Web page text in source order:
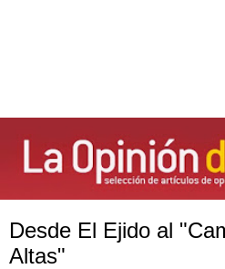
Desde El Ejido al
Altas"